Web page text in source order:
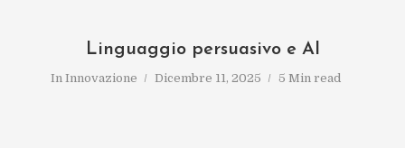
Linguaggio persuasivo e AI
In Innovazione Dicembre 11, 2025 5 Min read